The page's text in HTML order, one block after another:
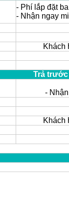
- Phí lắp đặt
- Nhận ngay
Khách
Trả trước
-
Khách